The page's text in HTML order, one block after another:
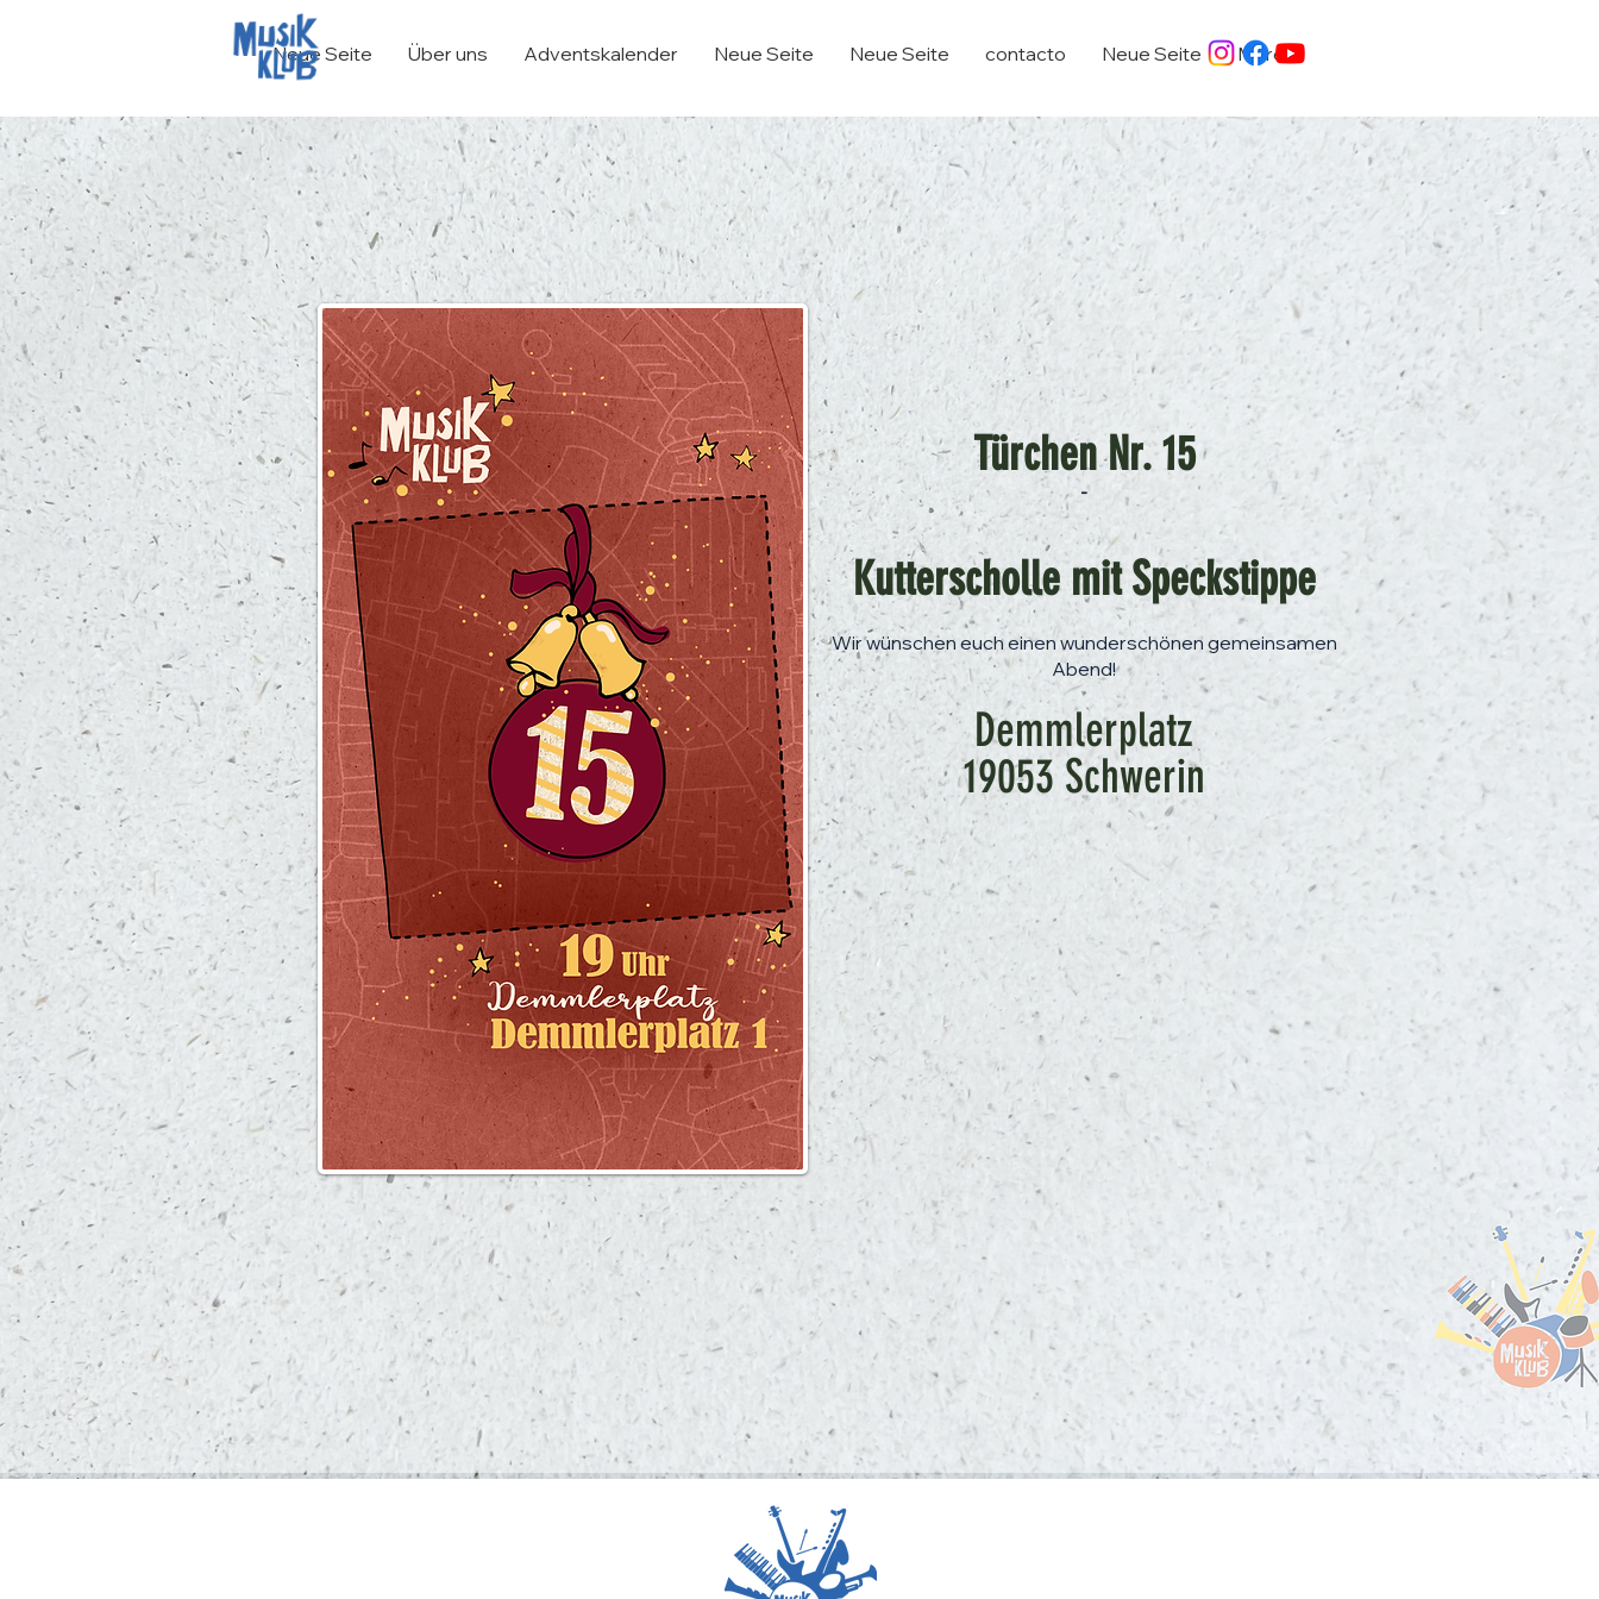
Neue Seite Über uns Adventskalender Neue Seite Neue Seite contacto Neue Seite More
Türchen Nr. 15
-
Kutterscholle mit Speckstippe
Wir wünschen euch einen wunderschönen gemeinsamen
Abend!
Demmlerplatz
19053 Schwerin